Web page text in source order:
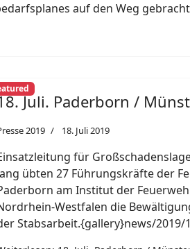
auf den Weg
Juli. Paderborn /
2019 18. Juli 2019
für
übten 27 Führungskräfte der
am Institut der
Westfalen die
Stabsarbeit.{gallery}news/